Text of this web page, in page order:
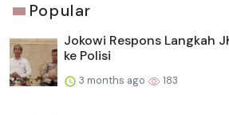
Popular
Jokowi Respons Langkah
ke Polisi
3 months ago 183